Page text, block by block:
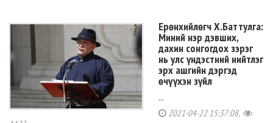
Ерөнхийлөгч Х.Баттулга:
Миний нэр дэвших,
дахин сонгогдох зэрэг
нь улс үндэстний нийтлэг
эрх ашгийн дэргэд
өчүүхэн зүйл
...
2021-04-22 15:37:08,